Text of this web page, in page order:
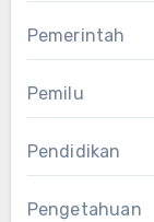
Pemerintah
Pemilu
Pendidikan
Pengetahuan